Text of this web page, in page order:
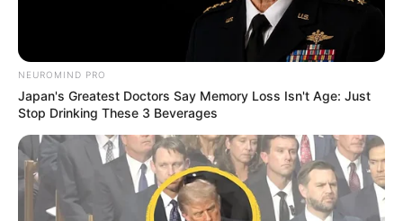
miocárdio, não oferecem benefícios claros para quem mantém a
NEUROMIND PRO
Japan's Greatest Doctors Say Memory Loss Isn't Age: Just
Stop Drinking These 3 Beverages